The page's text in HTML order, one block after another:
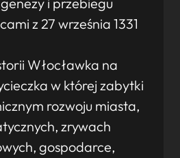
z 27 września 1331
Włocławka na
w której zabytki
rozwoju miasta,
zrywach
gospodarce,